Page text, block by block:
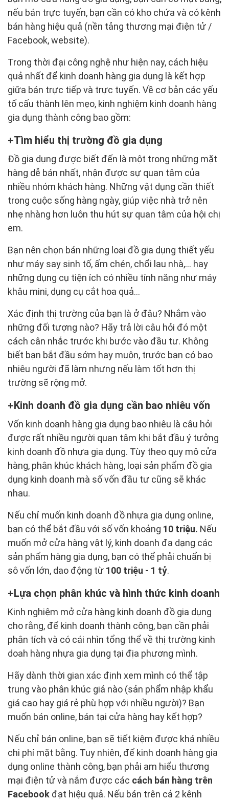
nếu bán trực tuyến, bạn cần có kho chứa và có kênh
bán hàng hiệu quả (nền tảng thương mại điện tử /
Facebook, website).
Trong thời đại công nghệ như hiện nay, cách hiệu
quả nhất để kinh doanh hàng gia dụng là kết hợp
giữa bán trực tiếp và trực tuyến. Về cơ bản các yếu
tố cấu thành lên mẹo, kinh nghiệm kinh doanh hàng
gia dụng thành công bao gồm:
Tìm hiểu thị trường đồ gia dụng
Đồ gia dụng được biết đến là một trong những mặt
hàng dễ bán nhất, nhận được sự quan tâm của
nhiều nhóm khách hàng. Những vật dụng cần thiết
trong cuộc sống hàng ngày, giúp việc nhà trở nên
nhẹ nhàng hơn luôn thu hút sự quan tâm của hội chị
em.
Bạn nên chọn bán những loại đồ gia dụng thiết yếu
như máy say sinh tố, ấm chén, chổi lau nhà,… hay
những dụng cụ tiện ích có nhiều tính năng như máy
khâu mini, dụng cụ cắt hoa quả…
Xác định thị trường của bạn là ở đâu? Nhắm vào
những đối tượng nào? Hãy trả lời câu hỏi đó một
cách cân nhắc trước khi bước vào đầu tư. Không
biết bạn bắt đầu sớm hay muộn, trước bạn có bao
nhiêu người đã làm nhưng nếu làm tốt hơn thị
trường sẽ rộng mở.
Kinh doanh đồ gia dụng cần bao nhiêu vốn
Vốn kinh doanh hàng gia dụng bao nhiêu là câu hỏi
được rất nhiều người quan tâm khi bắt đầu ý tưởng
kinh doanh đồ nhựa gia dụng. Tùy theo quy mô cửa
hàng, phân khúc khách hàng, loại sản phẩm đồ gia
dụng kinh doanh mà số vốn đầu tư cũng sẽ khác
nhau.
Nếu chỉ muốn kinh doanh đồ nhựa gia dụng online,
bạn có thể bắt đầu với số vốn khoảng 10 triệu. Nếu
muốn mở cửa hàng vật lý, kinh doanh đa dạng các
sản phẩm hàng gia dụng, bạn có thể phải chuẩn bị
sô vốn lớn, dao động từ 100 triệu - 1 tỷ.
Lựa chọn phân khúc và hình thức kinh doanh
Kinh nghiệm mở cửa hàng kinh doanh đồ gia dụng
cho rằng, để kinh doanh thành công, bạn cần phải
phân tích và có cái nhìn tổng thể về thị trường kinh
doah hàng nhựa gia dụng tại địa phương mình.
Hãy dành thời gian xác định xem mình có thể tập
trung vào phân khúc giá nào (sản phẩm nhập khẩu
giá cao hay giá rẻ phù hợp với nhiều người)? Bạn
muốn bán online, bán tại cửa hàng hay kết hợp?
Nếu chỉ bán online, bạn sẽ tiết kiệm được khá nhiều
chi phí mặt bằng. Tuy nhiên, để kinh doanh hàng gia
dụng online thành công, bạn phải am hiểu thương
mại điện tử và nắm được các cách bán hàng trên
Facebook đạt hiệu quả. Nếu bán trên cả 2 kênh